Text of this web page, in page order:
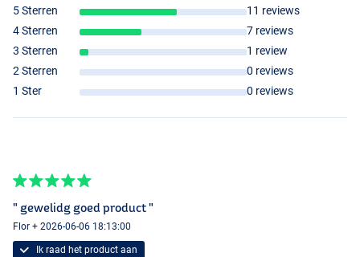
5 Sterren
11 reviews
4 Sterren
7 reviews
3 Sterren
1 review
2 Sterren
0 reviews
1 Ster
0 reviews
" gewelidg goed product "
Flor + 2026-06-06 18:13:00
Ik raad het product aan